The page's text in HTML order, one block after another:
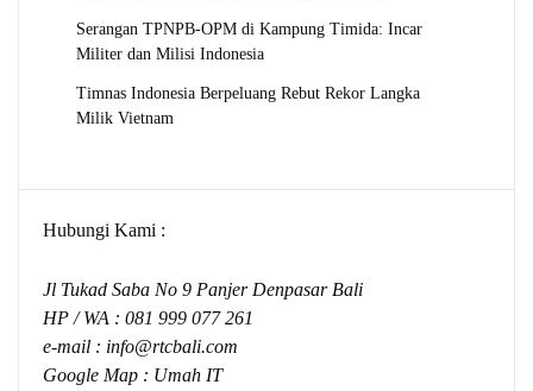
Serangan TPNPB-OPM di Kampung Timida: Incar
Militer dan Milisi Indonesia
Timnas Indonesia Berpeluang Rebut Rekor Langka
Milik Vietnam
Hubungi Kami :
Jl Tukad Saba No 9 Panjer Denpasar Bali
HP / WA : 081 999 077 261
e-mail : info@rtcbali.com
Google Map : Umah IT